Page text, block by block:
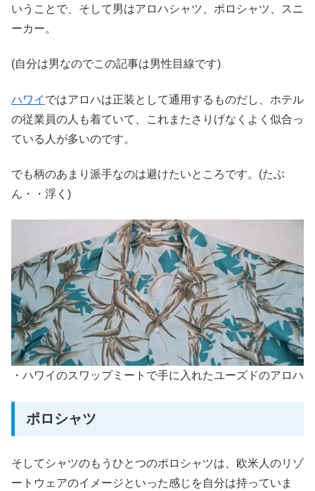
いうことで、そして男はアロハシャツ、ポロシャツ、スニ
ーカー。
(自分は男なのでこの記事は男性目線です)
ハワイ ではアロハは正装として通用するものだし、ホテル
の従業員の人も着ていて、これまたさりげなくよく似合っ
ている人が多いのです。
でも柄のあまり派手なのは避けたいところです。(たぶ
ん・・浮く)
・ハワイのスワップミートで手に入れたユーズドのアロハ
ポロシャツ
そしてシャツのもうひとつのポロシャツは、欧米人のリゾ
ートウェアのイメージといった感じを自分は持っていま